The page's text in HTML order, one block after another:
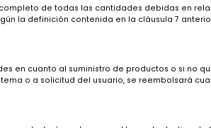
contacto al correo electrónico que
quedará en el sistema para ser